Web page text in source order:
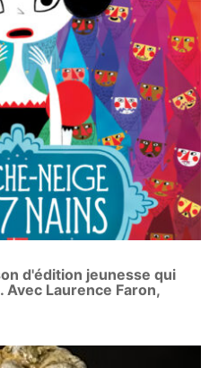
d'édition jeunesse qui
Laurence Faron,